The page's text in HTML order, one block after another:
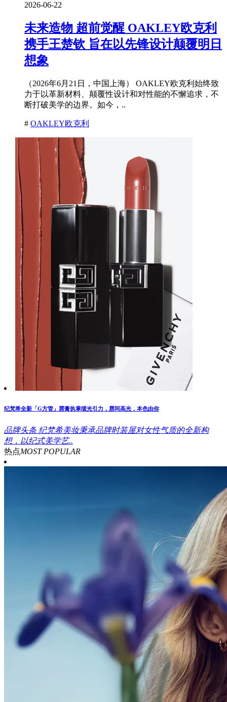
2026-06-22
未来造物 超前觉醒 OAKLEY欧克利
携手王楚钦 旨在以先锋设计颠覆明日
想象
（2026年6月21日，中国上海） OAKLEY欧克利始终致
力于以革新材料、颠覆性设计和对性能的不懈追求，不
断打破美学的边界。如今，..
# OAKLEY欧克利
纪梵希全新「G方管」唇膏执掌缎光引力，唇间高光，本色由你
品牌头条 纪梵希美妆秉承品牌时装屋对女性气质的全新构
想，以纪式美学艺..
热点MOST POPULAR